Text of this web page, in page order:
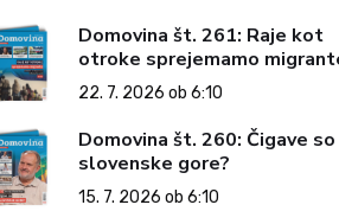
Domovina št. 261: Raje kot
otroke sprejemamo
22. 7. 2026 ob 6:10
Domovina št. 260: Čigave so
slovenske gore?
15. 7. 2026 ob 6:10